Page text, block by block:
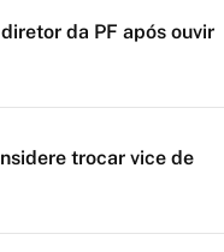
da PF após ouvir
trocar vice de